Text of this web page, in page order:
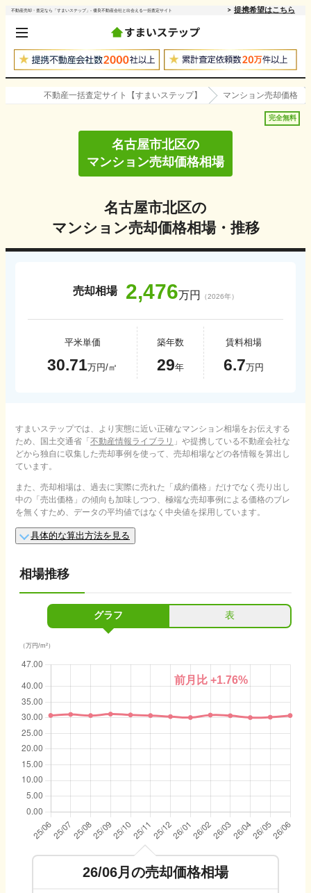
不動産売却・査定なら「すまいステップ」- 優良不動産会社と出会える一括査定サイト 提携希望はこちら
不動産一括査定サイト【すまいステップ】 マンション売却価格
完全無料
名古屋市北区の
マンション売却価格相場
名古屋市北区の
マンション売却価格相場・推移
売却相場 2,476万円 （2026年）
平米単価
30.71万円/㎡
築年数
29年
賃料相場
6.7万円
すまいステップでは、より実態に近い正確なマンション相場をお伝えする
ため、国土交通省「不動産情報ライブラリ 」や提携している不動産会社な
どから独自に収集した売却事例を使って、売却相場などの各情報を算出し
ています。
また、売却相場は、過去に実際に売れた「成約価格」だけでなく売り出し
中の「売出価格」の傾向も加味しつつ、極端な売却事例による価格のブレ
を無くすため、データの平均値ではなく中央値を採用しています。
具体的な算出方法を見る
相場推移
グラフ 表
（万円/m²）
前月比+1.76%
26/06月の売却価格相場